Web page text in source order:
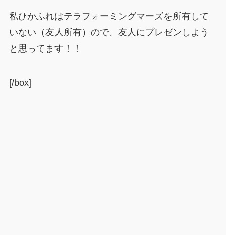
私ひかふれはテラフォーミングマーズを所有して
いない（友人所有）ので、友人にプレゼンしよう
と思ってます！！
[/box]